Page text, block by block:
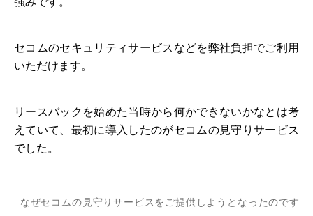
セコムのセキュリティサービスなどを弊社負担でご利用
いただけます。
リースバックを始めた当時から何かできないかなとは考
えていて、最初に導入したのがセコムの見守りサービス
でした。
–なぜセコムの見守りサービスをご提供しようとなったのです